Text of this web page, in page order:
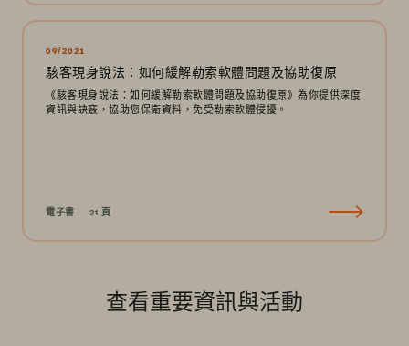
09/2021
駭客現身說法：如何緩解勒索軟體問題及協助復原
《駭客現身說法：如何緩解勒索軟體問題及協助復原》為你提供深度
資訊與訣竅，協助您保衛資料，免受勒索軟體侵擾。
電子書 21 頁
查看重要資訊與活動